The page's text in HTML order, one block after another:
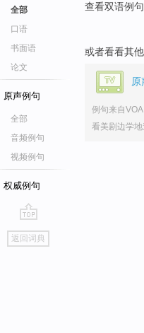
全部
口语
书面语
论文
原声例句
全部
音频例句
视频例句
权威例句
go
top
返回词典
查看双语例
或者看看其他
原
例句来自
看美剧边学地